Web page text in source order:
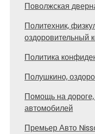
Поволжская
Политехник,
оздоровительный
Политика
Полушкино,
Помощь на дороге,
автомобилей
Премьер Авто